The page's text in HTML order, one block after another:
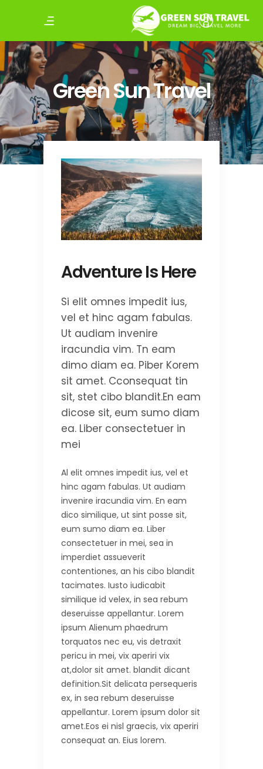
Green Sun Travel
Adventure Is Here
Si elit omnes impedit ius,
vel et hinc agam fabulas.
Ut audiam invenire
iracundia vim. Tn eam
dimo diam ea. Piber Korem
sit amet. Cconsequat tin
sit, stet cibo blandit.En eam
dicose sit, eum sumo diam
ea. Liber consectetuer in
mei
Al elit omnes impedit ius, vel et
hinc agam fabulas. Ut audiam
invenire iracundia vim. En eam
dico similique, ut sint posse sit,
eum sumo diam ea. Liber
consectetuer in mei, sea in
imperdiet assueverit
contentiones, an his cibo blandit
tacimates. Iusto iudicabit
similique id velex, in sea rebum
deseruisse appellantur. Lorem
ipsum Alienum phaedrum
torquatos nec eu, vis detraxit
pericu in mei, vix aperiri vix
at,dolor sit amet. blandit dicant
definition.Sit delicata persequeris
ex, in sea rebum deseruisse
appellantur. Lorem ipsum dolor sit
amet.Eos ei nisl graecis, vix aperiri
consequat an. Eius lorem.